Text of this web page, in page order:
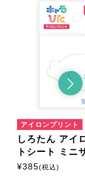
アイロンプリント
しろたん アイ
トシート ミニ
¥385(税込)